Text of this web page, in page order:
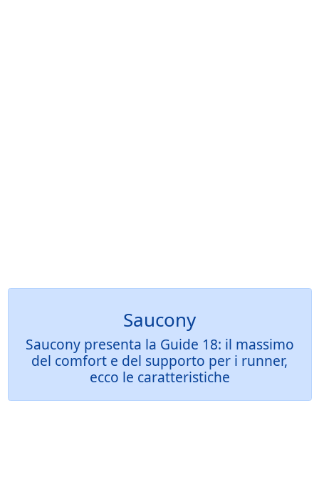
Saucony
Saucony presenta la Guide 18: il massimo
del comfort e del supporto per i runner,
ecco le caratteristiche